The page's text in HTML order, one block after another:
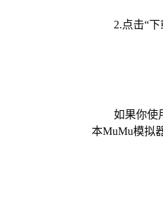
2.点击“
如果你使
本MuMu模拟